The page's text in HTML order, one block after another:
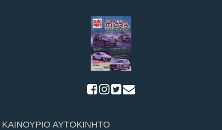
ΚΑΙΝΟΥΡΙΟ ΑΥΤΟΚΙΝΗΤΟ